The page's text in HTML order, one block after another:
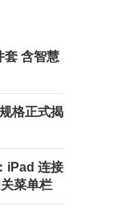
套 含智慧
格正式揭
iPad 连接
菜单栏